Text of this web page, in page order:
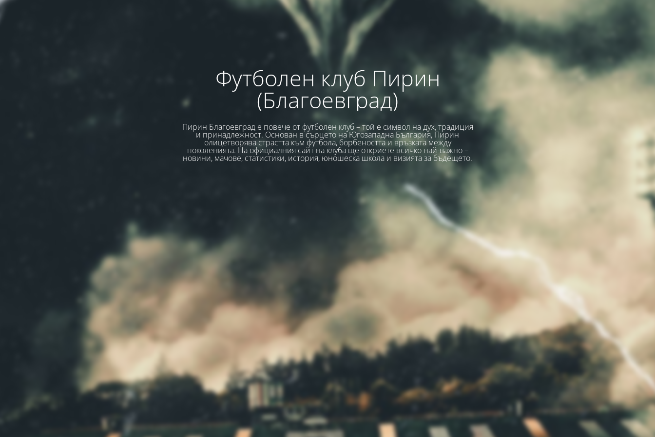
Футболен клуб Пирин
(Благоевград)
Пирин Благоевград е повече от футболен клуб – той е символ на дух, традиция
и принадлежност. Основан в сърцето на Югозападна България, Пирин
олицетворява страстта към футбола, борбеността и връзката между
поколенията. На официалния сайт на клуба ще откриете всичко най-важно –
новини, мачове, статистики, история, юношеска школа и визията за бъдещето.